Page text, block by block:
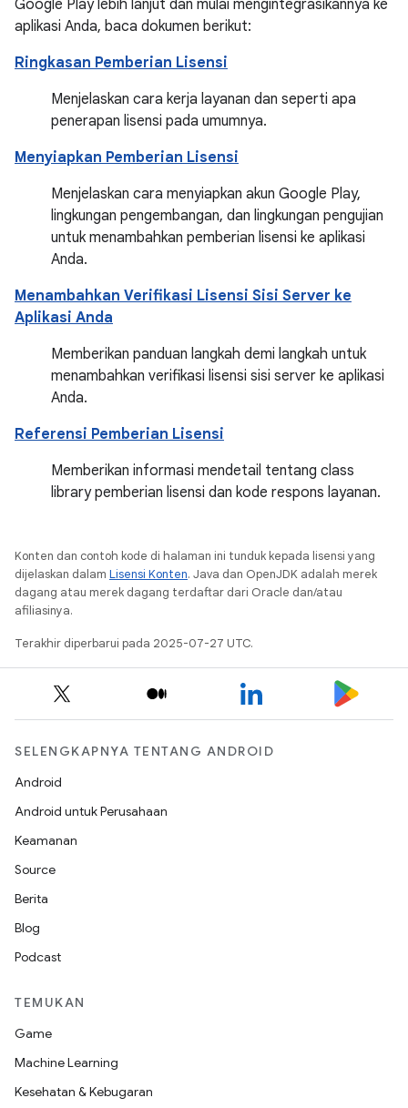
Google Play lebih lanjut dan mulai mengintegrasikannya ke
aplikasi Anda, baca dokumen berikut:
Ringkasan Pemberian Lisensi
Menjelaskan cara kerja layanan dan seperti apa
penerapan lisensi pada umumnya.
Menyiapkan Pemberian Lisensi
Menjelaskan cara menyiapkan akun Google Play,
lingkungan pengembangan, dan lingkungan pengujian
untuk menambahkan pemberian lisensi ke aplikasi
Anda.
Menambahkan Verifikasi Lisensi Sisi Server ke
Aplikasi Anda
Memberikan panduan langkah demi langkah untuk
menambahkan verifikasi lisensi sisi server ke aplikasi
Anda.
Referensi Pemberian Lisensi
Memberikan informasi mendetail tentang class
library pemberian lisensi dan kode respons layanan.
Konten dan contoh kode di halaman ini tunduk kepada lisensi yang
dijelaskan dalam Lisensi Konten. Java dan OpenJDK adalah merek
dagang atau merek dagang terdaftar dari Oracle dan/atau
afiliasinya.
Terakhir diperbarui pada 2025-07-27 UTC.
SELENGKAPNYA TENTANG ANDROID
Android
Android untuk Perusahaan
Keamanan
Source
Berita
Blog
Podcast
TEMUKAN
Game
Machine Learning
Kesehatan & Kebugaran